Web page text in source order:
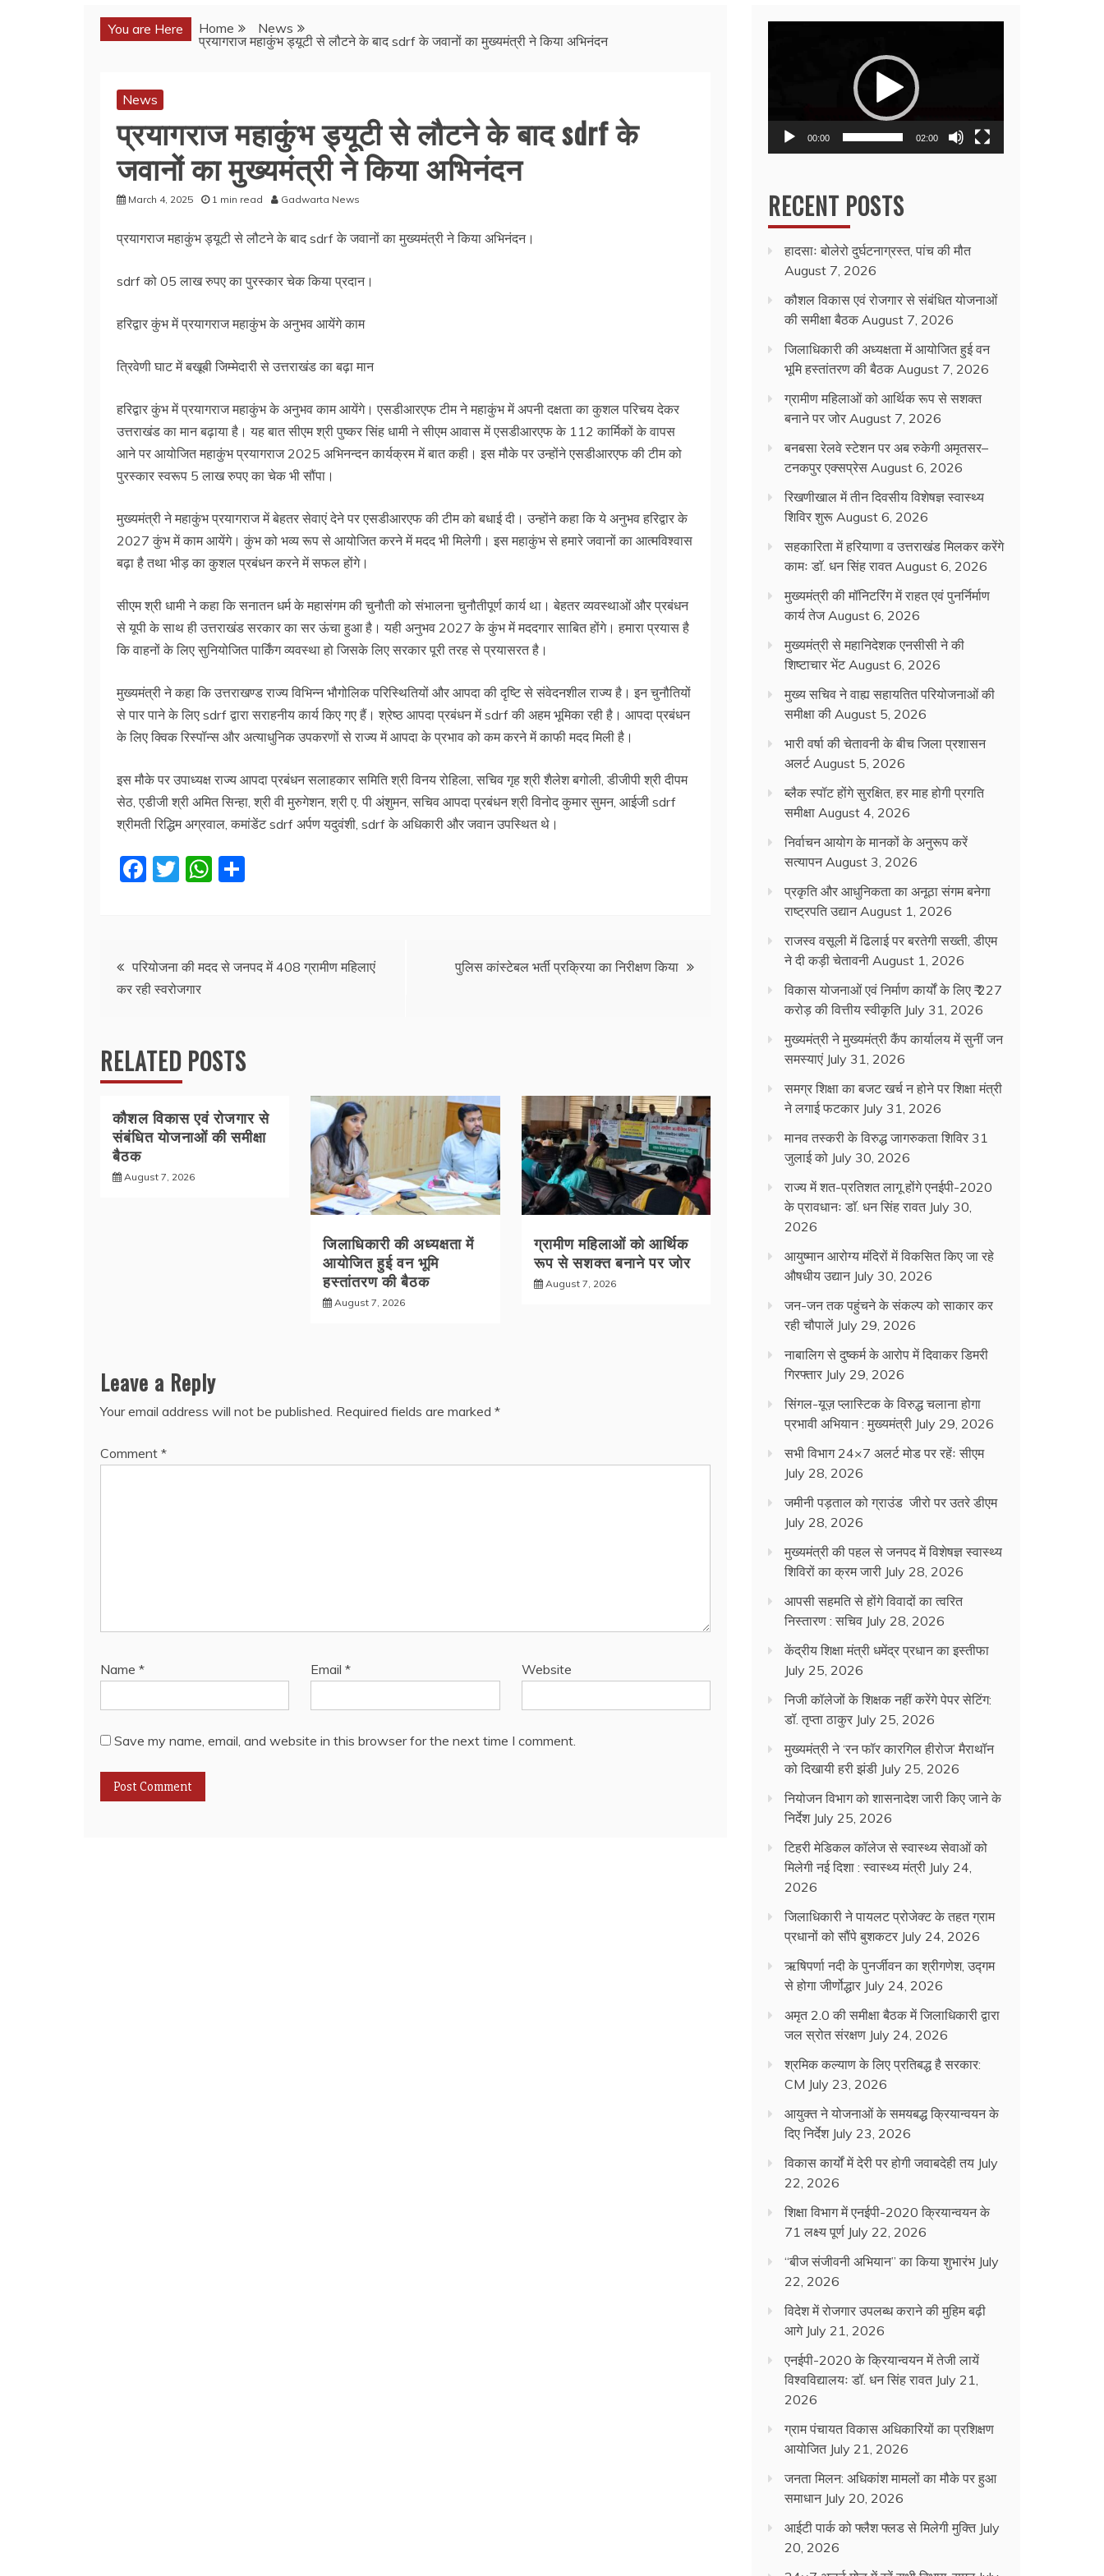
You are Here Home
News
प्रयागराज महाकुंभ ड्यूटी से लौटने के बाद sdrf के जवानों का मुख्यमंत्री ने किया अभिनंदन
News
प्रयागराज महाकुंभ ड्यूटी से लौटने के बाद sdrf के
जवानों का मुख्यमंत्री ने किया अभिनंदन
March 4, 2025 1 min read Gadwarta News
प्रयागराज महाकुंभ ड्यूटी से लौटने के बाद sdrf के जवानों का मुख्यमंत्री ने किया अभिनंदन।
sdrf को 05 लाख रुपए का पुरस्कार चेक किया प्रदान।
हरिद्वार कुंभ में प्रयागराज महाकुंभ के अनुभव आयेंगे काम
त्रिवेणी घाट में बखूबी जिम्मेदारी से उत्तराखंड का बढ़ा मान
हरिद्वार कुंभ में प्रयागराज महाकुंभ के अनुभव काम आयेंगे। एसडीआरएफ टीम ने महाकुंभ में अपनी दक्षता का कुशल परिचय देकर
उत्तराखंड का मान बढ़ाया है। यह बात सीएम श्री पुष्कर सिंह धामी ने सीएम आवास में एसडीआरएफ के 112 कार्मिकों के वापस
आने पर आयोजित महाकुंभ प्रयागराज 2025 अभिनन्दन कार्यक्रम में बात कही। इस मौके पर उन्होंने एसडीआरएफ की टीम को
पुरस्कार स्वरूप 5 लाख रुपए का चेक भी सौंपा।
मुख्यमंत्री ने महाकुंभ प्रयागराज में बेहतर सेवाएं देने पर एसडीआरएफ की टीम को बधाई दी। उन्होंने कहा कि ये अनुभव हरिद्वार के
2027 कुंभ में काम आयेंगे। कुंभ को भव्य रूप से आयोजित करने में मदद भी मिलेगी। इस महाकुंभ से हमारे जवानों का आत्मविश्वास
बढ़ा है तथा भीड़ का कुशल प्रबंधन करने में सफल होंगे।
सीएम श्री धामी ने कहा कि सनातन धर्म के महासंगम की चुनौती को संभालना चुनौतीपूर्ण कार्य था। बेहतर व्यवस्थाओं और प्रबंधन
से यूपी के साथ ही उत्तराखंड सरकार का सर ऊंचा हुआ है। यही अनुभव 2027 के कुंभ में मददगार साबित होंगे। हमारा प्रयास है
कि वाहनों के लिए सुनियोजित पार्किंग व्यवस्था हो जिसके लिए सरकार पूरी तरह से प्रयासरत है।
मुख्यमंत्री ने कहा कि उत्तराखण्ड राज्य विभिन्न भौगोलिक परिस्थितियों और आपदा की दृष्टि से संवेदनशील राज्य है। इन चुनौतियों
से पार पाने के लिए sdrf द्वारा सराहनीय कार्य किए गए हैं। श्रेष्ठ आपदा प्रबंधन में sdrf की अहम भूमिका रही है। आपदा प्रबंधन
के लिए क्विक रिस्पॉन्स और अत्याधुनिक उपकरणों से राज्य में आपदा के प्रभाव को कम करने में काफी मदद मिली है।
इस मौके पर उपाध्यक्ष राज्य आपदा प्रबंधन सलाहकार समिति श्री विनय रोहिला, सचिव गृह श्री शैलेश बगोली, डीजीपी श्री दीपम
सेठ, एडीजी श्री अमित सिन्हा, श्री वी मुरुगेशन, श्री ए. पी अंशुमन, सचिव आपदा प्रबंधन श्री विनोद कुमार सुमन, आईजी sdrf
श्रीमती रिद्धिम अग्रवाल, कमांडेंट sdrf अर्पण यदुवंशी, sdrf के अधिकारी और जवान उपस्थित थे।
F
b
o
k
T
W
A
Post
navigation
परियोजना की मदद से जनपद में 408 ग्रामीण महिलाएं
कर रही स्वरोजगार
पुलिस कांस्टेबल भर्ती प्रक्रिया का निरीक्षण किया
RELATED POSTS
कौशल विकास एवं रोजगार से
संबंधित योजनाओं की समीक्षा
बैठक
August 7, 2026
जिलाधिकारी की अध्यक्षता में
आयोजित हुई वन भूमि
हस्तांतरण की बैठक
August 7, 2026
ग्रामीण महिलाओं को आर्थिक
रूप से सशक्त बनाने पर जोर
August 7, 2026
Leave a Reply
Your email address will not be published. Required fields are marked *
Comment *
Name * Email* Website
Save my name, email, and website in this browser for the next time I comment.
00:00 02:00
RECENT POSTS
हादसाः बोलेरो दुर्घटनाग्रस्त, पांच की मौत
August 7, 2026
कौशल विकास एवं रोजगार से संबंधित योजनाओं
की समीक्षा बैठक August 7, 2026
जिलाधिकारी की अध्यक्षता में आयोजित हुई वन
भूमि हस्तांतरण की बैठक August 7, 2026
ग्रामीण महिलाओं को आर्थिक रूप से सशक्त
बनाने पर जोर August 7, 2026
बनबसा रेलवे स्टेशन पर अब रुकेगी अमृतसर–
टनकपुर एक्सप्रेस August 6, 2026
रिखणीखाल में तीन दिवसीय विशेषज्ञ स्वास्थ्य
शिविर शुरू August 6, 2026
सहकारिता में हरियाणा व उत्तराखंड मिलकर करेंगे
कामः डाॅ. धन सिंह रावत August 6, 2026
मुख्यमंत्री की मॉनिटरिंग में राहत एवं पुनर्निर्माण
कार्य तेज August 6, 2026
मुख्यमंत्री से महानिदेशक एनसीसी ने की
शिष्टाचार भेंट August 6, 2026
मुख्य सचिव ने वाह्य सहायतित परियोजनाओं की
समीक्षा की August 5, 2026
भारी वर्षा की चेतावनी के बीच जिला प्रशासन
अलर्ट August 5, 2026
ब्लैक स्पॉट होंगे सुरक्षित, हर माह होगी प्रगति
समीक्षा August 4, 2026
निर्वाचन आयोग के मानकों के अनुरूप करें
सत्यापन August 3, 2026
प्रकृति और आधुनिकता का अनूठा संगम बनेगा
राष्ट्रपति उद्यान August 1, 2026
राजस्व वसूली में ढिलाई पर बरतेगी सख्ती, डीएम
ने दी कड़ी चेतावनी August 1, 2026
विकास योजनाओं एवं निर्माण कार्यों के लिए ₹ 227
करोड़ की वित्तीय स्वीकृति July 31, 2026
मुख्यमंत्री ने मुख्यमंत्री कैंप कार्यालय में सुनीं जन
समस्याएं July 31, 2026
समग्र शिक्षा का बजट खर्च न होने पर शिक्षा मंत्री
ने लगाई फटकार July 31, 2026
मानव तस्करी के विरुद्ध जागरुकता शिविर 31
जुलाई को July 30, 2026
राज्य में शत-प्रतिशत लागू होंगे एनईपी-2020
के प्रावधानः डाॅ. धन सिंह रावत July 30,
2026
आयुष्मान आरोग्य मंदिरों में विकसित किए जा रहे
औषधीय उद्यान July 30, 2026
जन-जन तक पहुंचने के संकल्प को साकार कर
रही चौपालें July 29, 2026
नाबालिग से दुष्कर्म के आरोप में दिवाकर डिमरी
गिरफ्तार July 29, 2026
सिंगल-यूज़ प्लास्टिक के विरुद्ध चलाना होगा
प्रभावी अभियान : मुख्यमंत्री July 29, 2026
सभी विभाग 24×7 अलर्ट मोड पर रहेंः सीएम
July 28, 2026
जमीनी पड़ताल को ग्राउंड जीरो पर उतरे डीएम
July 28, 2026
मुख्यमंत्री की पहल से जनपद में विशेषज्ञ स्वास्थ्य
शिविरों का क्रम जारी July 28, 2026
आपसी सहमति से होंगे विवादों का त्वरित
निस्तारण : सचिव July 28, 2026
केंद्रीय शिक्षा मंत्री धमेंद्र प्रधान का इस्तीफा
July 25, 2026
निजी कॉलेजों के शिक्षक नहीं करेंगे पेपर सेटिंग:
डॉ. तृप्ता ठाकुर July 25, 2026
मुख्यमंत्री ने ‘रन फॉर कारगिल हीरोज’ मैराथॉन
को दिखायी हरी झंडी July 25, 2026
नियोजन विभाग को शासनादेश जारी किए जाने के
निर्देश July 25, 2026
टिहरी मेडिकल कॉलेज से स्वास्थ्य सेवाओं को
मिलेगी नई दिशा : स्वास्थ्य मंत्री July 24,
2026
जिलाधिकारी ने पायलट प्रोजेक्ट के तहत ग्राम
प्रधानों को सौंपे बुशकटर July 24, 2026
ऋषिपर्णा नदी के पुनर्जीवन का श्रीगणेश, उद्गम
से होगा जीर्णोद्धार July 24, 2026
अमृत 2.0 की समीक्षा बैठक में जिलाधिकारी द्वारा
जल स्रोत संरक्षण July 24, 2026
श्रमिक कल्याण के लिए प्रतिबद्ध है सरकार:
CM July 23, 2026
आयुक्त ने योजनाओं के समयबद्ध क्रियान्वयन के
दिए निर्देश July 23, 2026
विकास कार्यों में देरी पर होगी जवाबदेही तय July
22, 2026
शिक्षा विभाग में एनईपी-2020 क्रियान्वयन के
71 लक्ष्य पूर्ण July 22, 2026
“बीज संजीवनी अभियान” का किया शुभारंभ July
22, 2026
विदेश में रोजगार उपलब्ध कराने की मुहिम बढ़ी
आगे July 21, 2026
एनईपी-2020 के क्रियान्वयन में तेजी लायें
विश्वविद्यालयः डॉ. धन सिंह रावत July 21,
2026
ग्राम पंचायत विकास अधिकारियों का प्रशिक्षण
आयोजित July 21, 2026
जनता मिलन: अधिकांश मामलों का मौके पर हुआ
समाधान July 20, 2026
आईटी पार्क को फ्लैश फ्लड से मिलेगी मुक्ति July
20, 2026